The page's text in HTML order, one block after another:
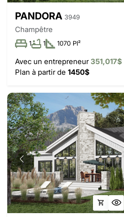
PANDORA 3949
Champêtre
1 1 1070 PI²
Avec un entrepreneur351,017$
Plan à partir de 1450$